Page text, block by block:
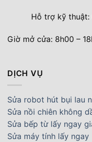
Hỗ trợ kỹ thuật:
Giờ mở cửa: 8h00 –
DỊCH VỤ
Sửa robot hút bụi lau
Sửa nồi chiên không
Sửa bếp từ lấy ngay
Sửa máy tính lấy ngay